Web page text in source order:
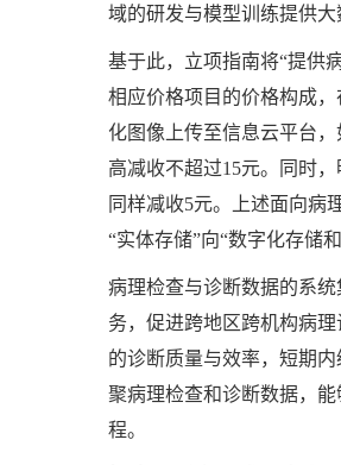
域的研发与模型训练提供大
基于此，立项指南将“提供
相应价格项目的价格构成
化图像上传至信息云平台
高减收不超过15元。同时
同样减收5元。上述面向病
“实体存储”向“数字化存储
病理检查与诊断数据的系
务，促进跨地区跨机构病
的诊断质量与效率，短期
聚病理检查和诊断数据，
程。